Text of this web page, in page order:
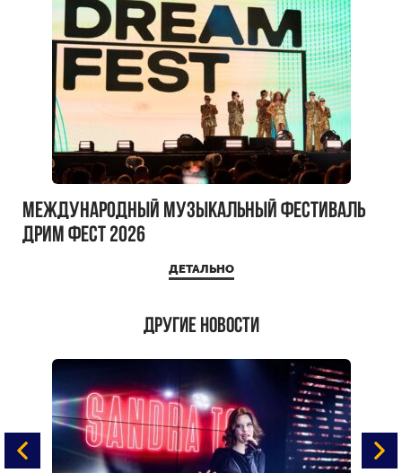
Международный музыкальный фестиваль
ДРИМ ФЕСТ 2026
ДЕТАЛЬНО
Другие новости